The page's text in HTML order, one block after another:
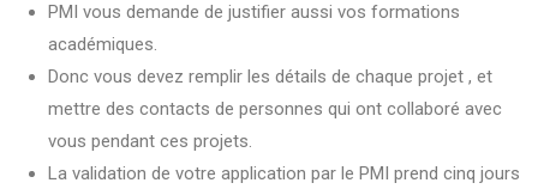
PMI vous demande de justifier aussi vos formations
académiques.
Donc vous devez remplir les détails de chaque projet , et
mettre des contacts de personnes qui ont collaboré avec
vous pendant ces projets.
La validation de votre application par le PMI prend cinq jours